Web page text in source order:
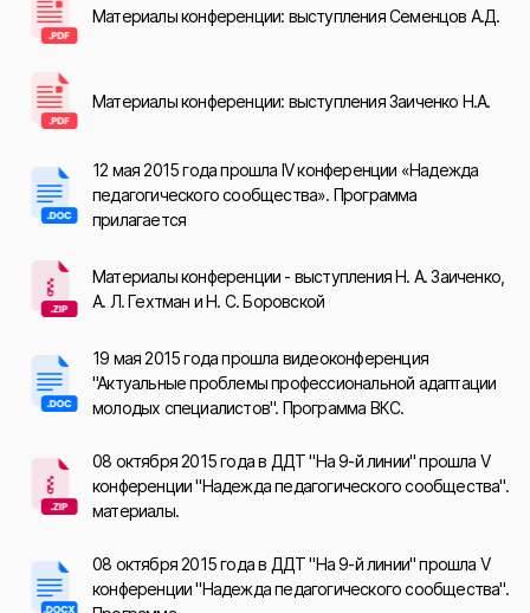
Материалы конференции: выступления Семенцов А.Д.
Материалы конференции: выступления Заиченко Н.А.
12 мая 2015 года прошла IV конференции «Надежда
педагогического сообщества». Программа
прилагается
Материалы конференции - выступления Н. А. Заиченко,
А. Л. Гехтман и Н. С. Боровской
19 мая 2015 года прошла видеоконференция
"Актуальные проблемы профессиональной адаптации
молодых специалистов". Программа ВКС.
08 октября 2015 года в ДДТ "На 9-й линии" прошла V
конференции "Надежда педагогического сообщества".
материалы.
08 октября 2015 года в ДДТ "На 9-й линии" прошла V
конференции "Надежда педагогического сообщества".